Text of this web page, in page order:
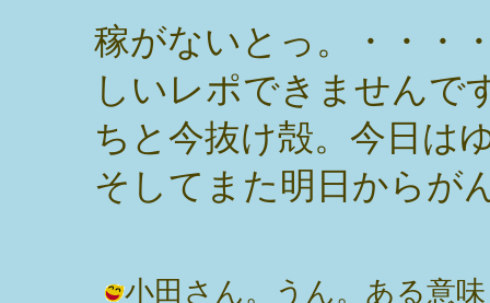
稼がないとっ。・・・
しいレポできませんで
ちと今抜け殻。今日は
そしてまた明日からが
小田さん。うん。ある意